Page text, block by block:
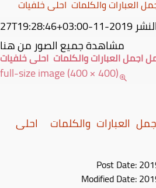
2019-11-27T19:28:46+03:00
مشاهدة جميع الصور من هنا
اجمل العبارات والكلمات احلى خلفيات
full-size image (400 × 400)
العبارات والكلمات احلى
Post Date:
Modified Date: